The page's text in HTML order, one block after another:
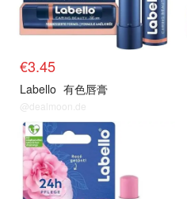
€3.45
Labello 有色唇膏
@dealmoon.de